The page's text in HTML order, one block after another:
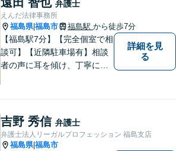
弁護士
えんだ法律事務所
福島県|福島市 福島駅 から徒歩7分
【福島駅7分】【完全個室で相
談可】【近隣駐車場有】相談
者の声に耳を傾け、丁寧にわ
った」と思っていただけるよ
うに全力を尽くしていきま
す。
詳細を見
る
吉野 秀信 弁護士
弁護士法人リーガルプロフェッション 福島支店
福島県|福島市